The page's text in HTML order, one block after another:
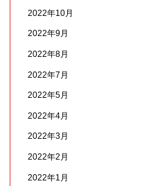
2022年10月
2022年9月
2022年8月
2022年7月
2022年5月
2022年4月
2022年3月
2022年2月
2022年1月